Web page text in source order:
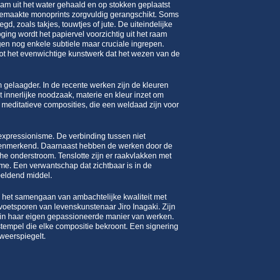
uit het water gehaald en op stokken geplaatst
monoprints zorgvuldig gerangschikt. Soms
zoals takjes, touwtjes of jute. De uiteindelijke
wordt het papiervel voorzichtig uit het raam
nog enkele subtiele maar cruciale ingrepen.
het evenwichtige kunstwerk dat het wezen van de
In de recente werken zijn de kleuren
noodzaak, materie en kleur inzet om
composities, die een weldaad zijn voor
De verbinding tussen niet
Daarnaast hebben de werken door de
onderstroom. Tenslotte zijn er raakvlakken met
Een verwantschap dat zichtbaar is in de
middel.
samengaan van ambachtelijke kwaliteit met
van levenskunstenaar Jiro Inagaki. Zijn
haar eigen gepassioneerde manier van werken.
die elke compositie bekroont. Een signering